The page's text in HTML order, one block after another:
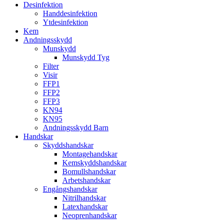
Desinfektion
Handdesinfektion
Ytdesinfektion
Kem
Andningsskydd
Munskydd
Munskydd Tyg
Filter
Visir
FFP1
FFP2
FFP3
KN94
KN95
Andningsskydd Barn
Handskar
Skyddshandskar
Montagehandskar
Kemskyddshandskar
Bomullshandskar
Arbetshandskar
Engångshandskar
Nitrilhandskar
Latexhandskar
Neoprenhandskar